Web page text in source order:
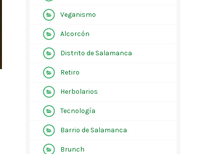
Veganismo
Alcorcón
Distrito de Salamanca
Retiro
Herbolarios
Tecnología
Barrio de Salamanca
Brunch